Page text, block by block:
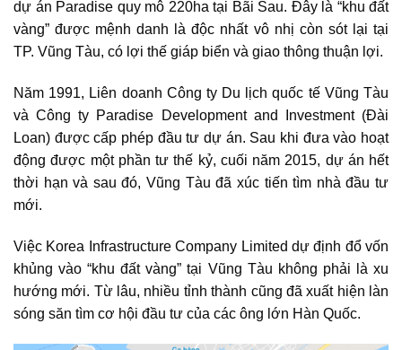
dự án Paradise quy mô 220ha tại Bãi Sau. Đây là “khu đất
vàng” được mệnh danh là độc nhất vô nhị còn sót lại tại
TP. Vũng Tàu, có lợi thế giáp biển và giao thông thuận lợi.
Năm 1991, Liên doanh Công ty Du lịch quốc tế Vũng Tàu
và Công ty Paradise Development and Investment (Đài
Loan) được cấp phép đầu tư dự án. Sau khi đưa vào hoạt
động được một phần tư thế kỷ, cuối năm 2015, dự án hết
thời hạn và sau đó, Vũng Tàu đã xúc tiến tìm nhà đầu tư
mới.
Việc Korea Infrastructure Company Limited dự định đổ vốn
khủng vào “khu đất vàng” tại Vũng Tàu không phải là xu
hướng mới. Từ lâu, nhiều tỉnh thành cũng đã xuất hiện làn
sóng săn tìm cơ hội đầu tư của các ông lớn Hàn Quốc.